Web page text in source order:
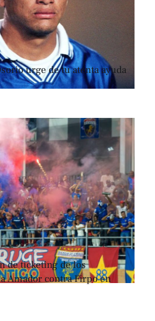
urge de tu atenta ayuda
de ticketing de los
Amador contra Firpo en